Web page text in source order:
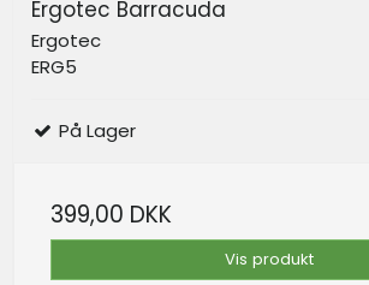
Ergotec Barracuda
Ergotec
ERG5
På Lager
399,00 DKK
Vis produkt